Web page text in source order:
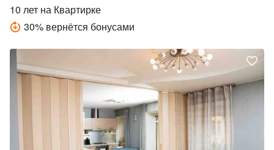
10 лет на Квартирке
30% вернётся бонусами